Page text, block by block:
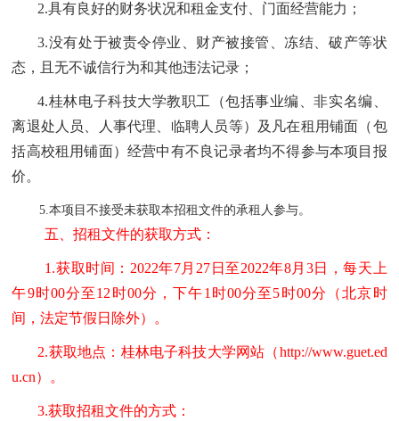
2.具有良好的财务状况和租金支付、门面经营能力 ；
3.没有处于被责令停业、财产被接管、冻结、破产等状
态，且无不诚信行为和其他违法记录；
4.桂林电子科技大学教职工（包括事业编、非实名编、
离退处人员、人事代理、临聘人员等）及凡在租用铺面（包
括高校租用铺面）经营中有不良记录者均不得参与本项目报
价。
5.本项目不接受未获取本招租文件的承租人参与。
五、招租文件的获取方式：
1.获取时间： 2022年7月27日至2022年8月3日，每天上
午9时00分至12时00分，下午1时00分至5时00分（北京时
间，法定节假日除外） 。
2.获取地点： 桂林电子科技大学网站（http://www.guet.ed
u.cn） 。
3.获取招租文件的方式：